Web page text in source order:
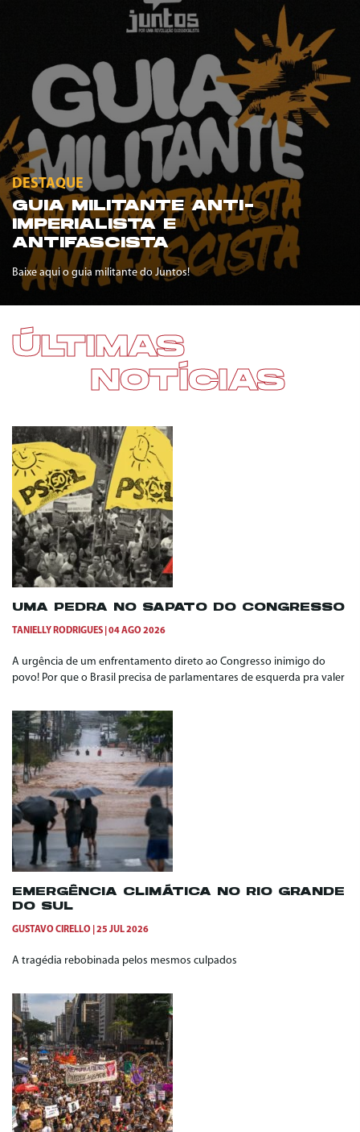
DESTAQUE
GUIA MILITANTE ANTI-
IMPERIALISTA E
ANTIFASCISTA
Baixe aqui o guia militante do Juntos!
ÚLTIMAS
NOTÍCIAS
UMA PEDRA NO SAPATO DO CONGRESSO
TANIELLY RODRIGUES 04 AGO 2026
A urgência de um enfrentamento direto ao Congresso inimigo do
povo! Por que o Brasil precisa de parlamentares de esquerda pra valer
EMERGÊNCIA CLIMÁTICA NO RIO GRANDE
DO SUL
GUSTAVO CIRELLO 25 JUL 2026
A tragédia rebobinada pelos mesmos culpados